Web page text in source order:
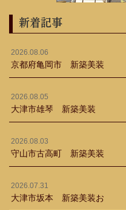
新着記事
2026.08.06
京都府亀岡市 新築美装
2026.08.05
大津市雄琴 新築美装
2026.08.03
守山市古高町 新築美装
2026.07.31
大津市坂本 新築美装お